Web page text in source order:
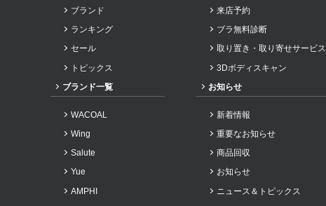
2023年12月
2023年11月
2023年8月
2023年7月
2023年6月
ブランド
ランキング
セール
トピックス
ブランド一覧
WACOAL
Wing
Salute
Yue
AMPHI
来店予約
ブラ無料診断
取り置き・取り寄せサービス
3Dボディスキャン
お知らせ
新着情報
重要なお知らせ
商品回収
お知らせ
ニュース＆トピックス